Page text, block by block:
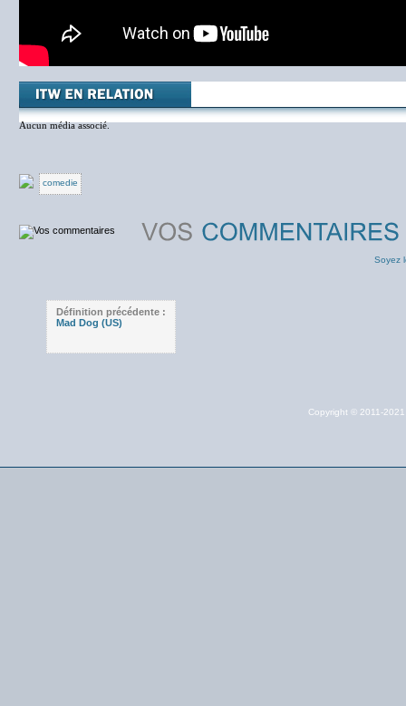
Aucun média associé.
comedie
Soyez
Définition précédente :
Mad Dog (US)
Copyright © 2011-